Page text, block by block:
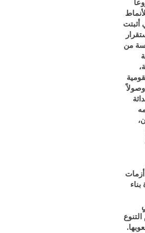
أثبتت
من
وصولاً